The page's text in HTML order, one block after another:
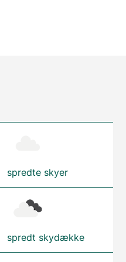
spredte skyer
spredt skydække